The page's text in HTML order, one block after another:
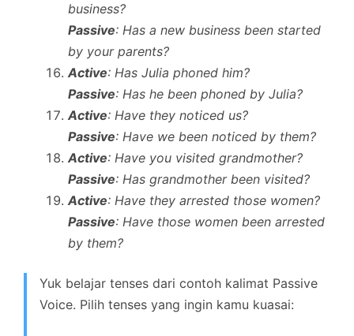
business?
Passive: Has a new business been started
by your parents?
Active: Has Julia phoned him?
Passive: Has he been phoned by Julia?
Active: Have they noticed us?
Passive: Have we been noticed by them?
Active: Have you visited grandmother?
Passive: Has grandmother been visited?
Active: Have they arrested those women?
Passive: Have those women been arrested
by them?
Yuk belajar tenses dari contoh kalimat Passive
Voice. Pilih tenses yang ingin kamu kuasai: